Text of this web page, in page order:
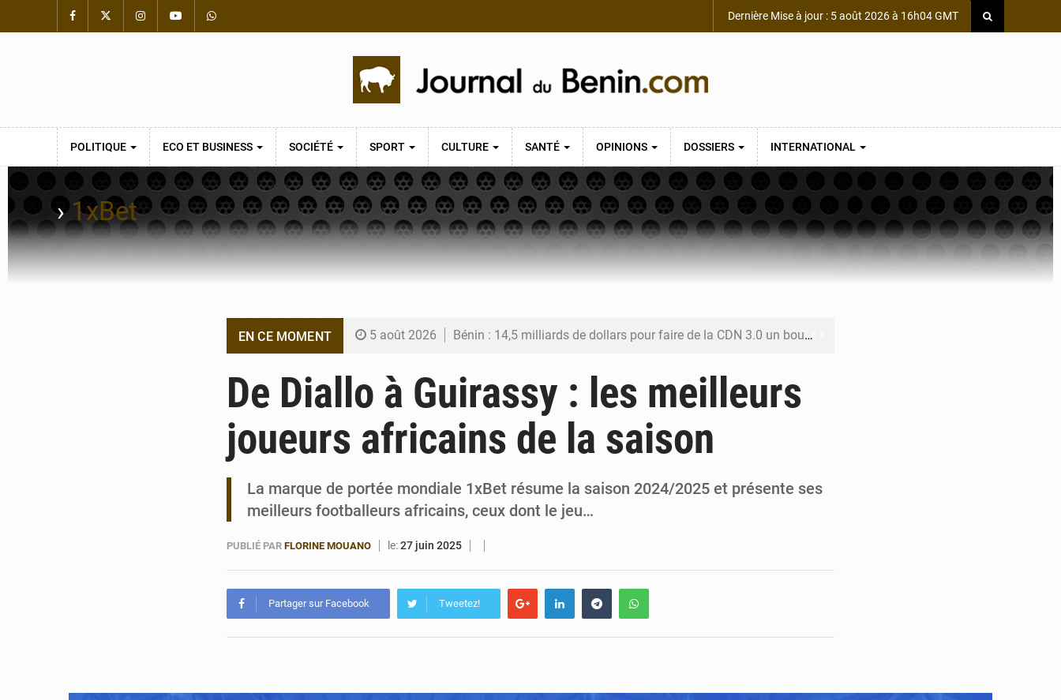
Dernière Mise à jour : 5 août 2026 à 16h04 GMT
POLITIQUE ECO ET BUSINESS SOCIÉTÉ SPORT CULTURE SANTÉ OPINIONS DOSSIERS INTERNATIONAL
›1xBet
EN CE MOMENT 5 août 2026 Bénin : 14,5 milliards de dollars pour faire de la CDN 3.0 un bouclier économique
4 août 2026 FÉBÉBOXE : la gouvernance, premier combat de la mandature 2026-2030
3 août 2026 Valse des entraîneurs en Première Division béninoise
De Diallo à Guirassy : les meilleurs
joueurs africains de la saison
La marque de portée mondiale 1xBet résume la saison 2024/2025 et présente ses
meilleurs footballeurs africains, ceux dont le jeu…
PUBLIÉ PAR FLORINE MOUANO le:27 juin 2025
Partager sur Facebook Tweetez!